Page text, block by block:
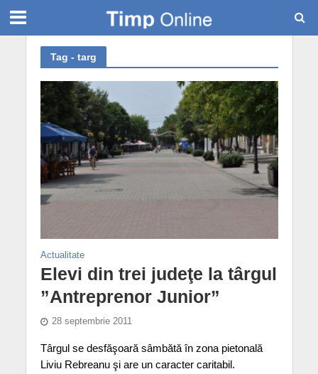
Tag - targ
Actualitate
Elevi din trei judeţe la târgul
”Antreprenor Junior”
28 septembrie 2011
Târgul se desfăşoară sâmbătă în zona pietonală
Liviu Rebreanu şi are un caracter caritabil.